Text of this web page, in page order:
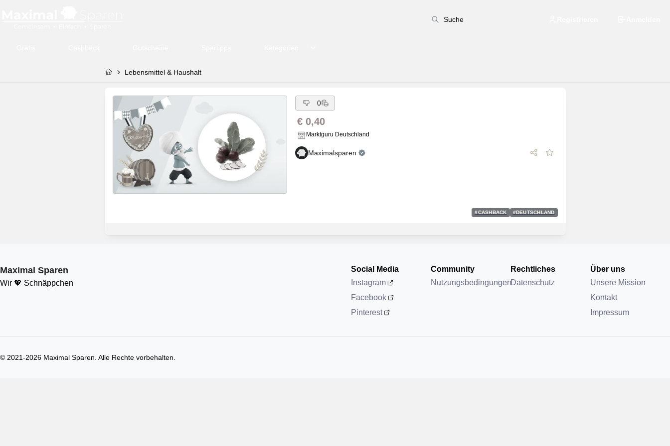
Lebensmittel & Haushalt
0
€ 0,40
Marktguru Deutschland
Maximalsparen
#CASHBACK #DEUTSCHLAND
Maximal Sparen
Wir 💖 Schnäppchen
Social Media
Instagram
Facebook
Pinterest
Community
Nutzungsbedingungen
Rechtliches
Datenschutz
Über uns
Unsere Mission
Kontakt
Impressum
© 2021-2026 Maximal Sparen. Alle Rechte vorbehalten.